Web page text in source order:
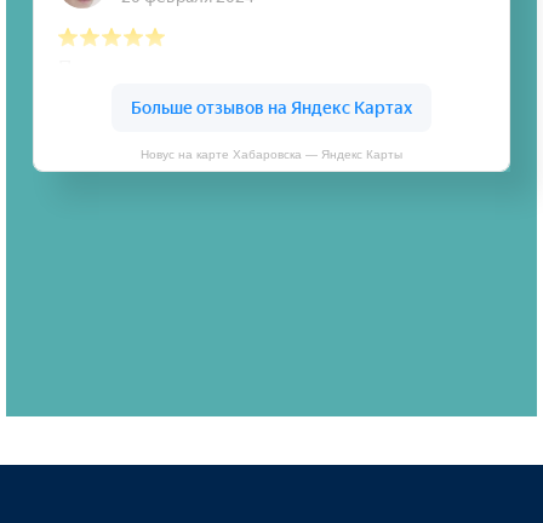
Новус на карте Хабаровска — Яндекс Карты